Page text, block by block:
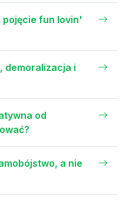
pojęcie fun lovin'
demoralizacja i
od
a nie